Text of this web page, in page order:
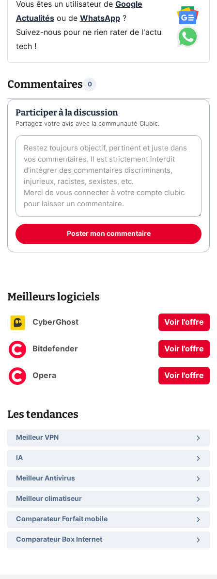
Vous êtes un utilisateur de Google
Actualitésou de WhatsApp?
Suivez-nous pour ne rien rater de l'actu
tech !
Commentaires 0
Participer à la discussion
Partagez votre avis avec la communauté Clubic.
Poster mon commentaire
Meilleurs logiciels
CyberGhost Voir l'offre
Bitdefender Voir l'offre
Opera Voir l'offre
Les tendances
Meilleur VPN
IA
Meilleur Antivirus
Meilleur climatiseur
Comparateur Forfait mobile
Comparateur Box Internet